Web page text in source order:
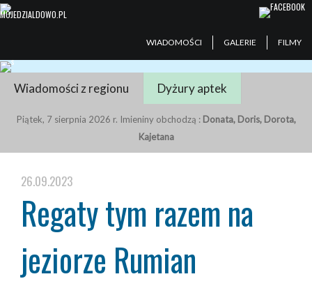
WIADOMOŚCI GALERIE FILMY
Wiadomości z regionu Dyżury aptek
Piątek, 7 sierpnia 2026 r. Imieniny obchodzą : Donata, Doris, Dorota,
Kajetana
26.09.2023
Regaty tym razem na
jeziorze Rumian